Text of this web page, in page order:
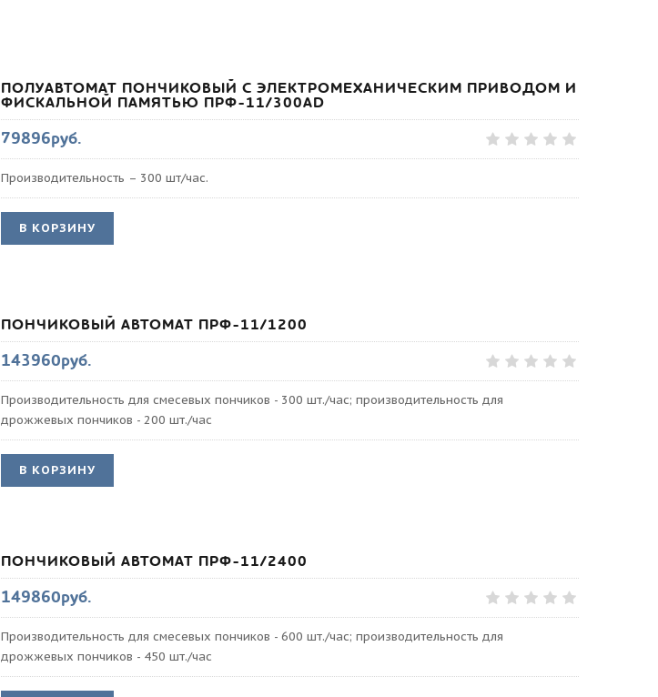
ПОЛУАВТОМАТ ПОНЧИКОВЫЙ С ЭЛЕКТРОМЕХАНИЧЕСКИМ ПРИВОДОМ И
ФИСКАЛЬНОЙ ПАМЯТЬЮ ПРФ-11/300АD
79896руб.
Производительность – 300 шт/час.
В КОРЗИНУ
ПОНЧИКОВЫЙ АВТОМАТ ПРФ-11/1200
143960руб.
Производительность для смесевых пончиков - 300 шт./час; производительность для
дрожжевых пончиков - 200 шт./час
В КОРЗИНУ
ПОНЧИКОВЫЙ АВТОМАТ ПРФ-11/2400
149860руб.
Производительность для смесевых пончиков - 600 шт./час; производительность для
дрожжевых пончиков - 450 шт./час